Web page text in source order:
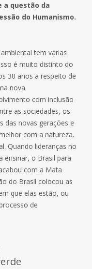
a questão da
do Humanismo.
tem várias
é muito distinto do
30 anos a respeito de
nova
com inclusão
as sociedades, os
das novas gerações e
com a natureza.
Quando lideranças no
ensinar, o Brasil para
com a Mata
do Brasil colocou as
que elas estão, ou
de